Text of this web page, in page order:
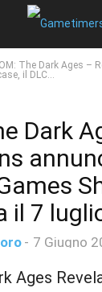
The Dark Ages –
il DLC...
Dark
il 7
- 7 Giugno